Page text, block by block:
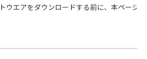
ウエアをダウンロードする前に、本ページ